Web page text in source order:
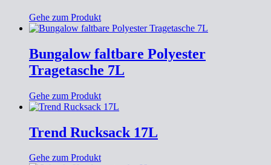
Gehe zum Produkt
Bungalow faltbare Polyester
Tragetasche 7L
Gehe zum Produkt
Trend Rucksack 17L
Gehe zum Produkt